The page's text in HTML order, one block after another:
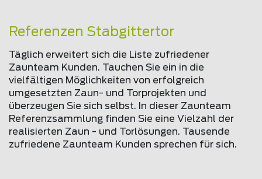
Referenzen Stabgittertor
Täglich erweitert sich die Liste zufriedener
Zaunteam Kunden. Tauchen Sie ein in die
vielfältigen Möglichkeiten von erfolgreich
umgesetzten Zaun- und Torprojekten und
überzeugen Sie sich selbst. In dieser Zaunteam
Referenzsammlung finden Sie eine Vielzahl der
realisierten Zaun - und Torlösungen. Tausende
zufriedene Zaunteam Kunden sprechen für sich.